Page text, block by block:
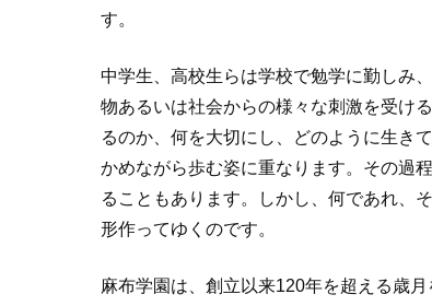
す。
中学生、高校生らは学校で勉学に勤しみ
物あるいは社会からの様々な刺激を受け
るのか、何を大切にし、どのように生き
かめながら歩む姿に重なります。その過
ることもあります。しかし、何であれ、
形作ってゆくのです。
麻布学園は、創立以来120年を超える歳